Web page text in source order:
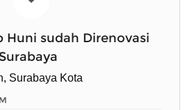
Huni sudah Direnovasi
Surabaya Kota